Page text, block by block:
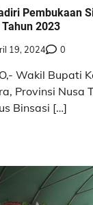
Pembukaan
2023
19, 2024 0
Wakil Bupati
Provinsi Nusa
Binsasi […]